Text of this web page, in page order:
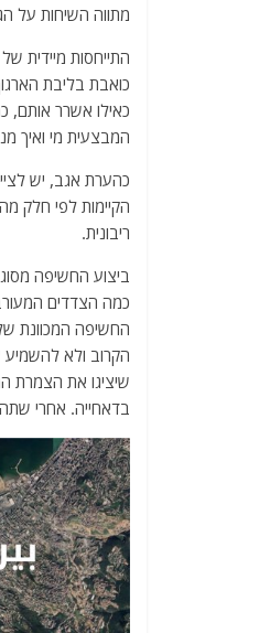
מתווה השיחות על
התייחסות מיידית
כואבת בליבת
כאילו אשרר אותם,
המבצעית מי ואיך
כהערת אגב, יש
הקיימות לפי חלק
ריבונית.
ביצוע החשיפה
כמה הצדדים
החשיפה המכוונת
הקרוב ולא להשמיע
שיציגו את הצמרת
בדאחייה. אחרי